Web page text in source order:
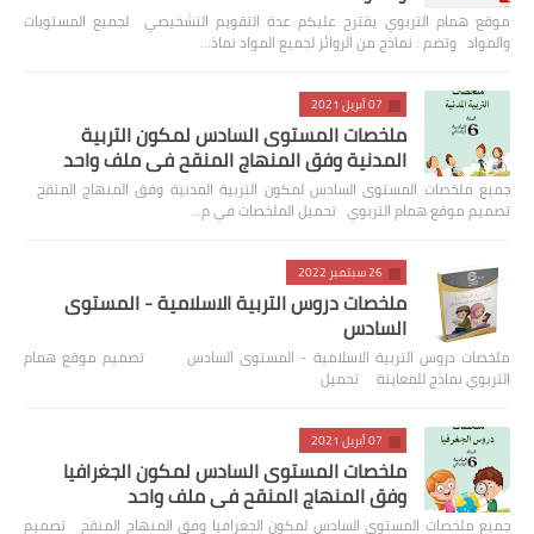
موقع همام التربوي يقترح عليكم عدة التقويم التشخيصي لجميع المستويات
والمواد وتضم : نماذج من الروائز لجميع المواد نماذ…
07 أبريل 2021
ملخصات المستوى السادس لمكون التربية
المدنية وفق المنهاج المنقح في ملف واحد
جميع ملخصات المستوى السادس لمكون التربية المدنية وفق المنهاج المنقح
تصميم موقع همام التربوي تحميل الملخصات في م…
26 سبتمبر 2022
ملخصات دروس التربية الاسلامية - المستوى
السادس
ملخصات دروس التربية الاسلامية - المستوى السادس تصميم موقع همام
التربوي نماذج للمعاينة تحميل
07 أبريل 2021
ملخصات المستوى السادس لمكون الجغرافيا
وفق المنهاج المنقح في ملف واحد
جميع ملخصات المستوى السادس لمكون الجغرافيا وفق المنهاج المنقح تصميم